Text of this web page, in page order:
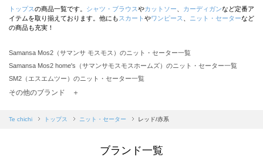
トップスの商品一覧です。 シャツ・ブラウスやカットソー カーディガンなど定番ア
イテムを取り揃えております。他にも スカート やワンピース ニット・セーターなど
の商品も充実！
Samansa Mos2（サマンサ モスモス）のニット・セーター一覧
Samansa Mos2 home's（サマンサモスモスホームズ）のニット・セーター一覧
SM2（エスエムツー）のニット・セーター一覧
Samansa Mos2 blue（サマンサモスモス ブルー）のニット・セーター一覧
sō4ū（ソウフォーユー）のニット・セーター一覧
その他のブランド ＋
Te chichi トップス ニット・セーター レッド/赤系
ブランド一覧